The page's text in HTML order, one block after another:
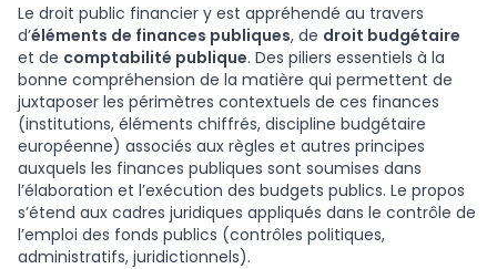
Le droit public financier y est appréhendé au travers
d’éléments de finances publiques, de droit budgétaire
et de comptabilité publique. Des piliers essentiels à la
bonne compréhension de la matière qui permettent de
juxtaposer les périmètres contextuels de ces finances
(institutions, éléments chiffrés, discipline budgétaire
européenne) associés aux règles et autres principes
auxquels les finances publiques sont soumises dans
l’élaboration et l’exécution des budgets publics. Le propos
s’étend aux cadres juridiques appliqués dans le contrôle de
l’emploi des fonds publics (contrôles politiques,
administratifs, juridictionnels).